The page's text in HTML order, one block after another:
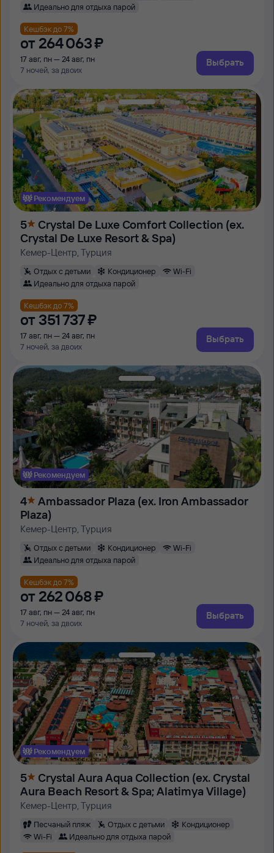
Идеально для отдыха парой
Кешбэк до 7%
от 264 ⁠063 ⁠₽
17 авг, пн — 24 авг, пн
7 ночей, за двоих
Выбрать
Рекомендуем
5
Crystal De Luxe Comfort Collection (ex.
Crystal De Luxe Resort & Spa)
Кемер-Центр, Турция
Отдых с детьми Кондиционер
Wi-Fi
Идеально для отдыха парой
Кешбэк до 7%
от 351 ⁠737 ⁠₽
17 авг, пн — 24 авг, пн
7 ночей, за двоих
Выбрать
Рекомендуем
4
Ambassador Plaza (ex. Iron Ambassador
Plaza)
Кемер-Центр, Турция
Отдых с детьми Кондиционер
Wi-Fi
Идеально для отдыха парой
Кешбэк до 7%
от 262 ⁠068 ⁠₽
17 авг, пн — 24 авг, пн
7 ночей, за двоих
Выбрать
Рекомендуем
5
Crystal Aura Aqua Collection (ex. Crystal
Aura Beach Resort & Spa; Alatimya Village)
Кемер-Центр, Турция
Песчаный пляж Отдых с детьми
Кондиционер
Wi-Fi
Идеально для отдыха парой